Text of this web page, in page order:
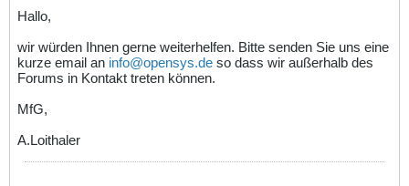
Hallo,
wir würden Ihnen gerne weiterhelfen. Bitte senden Sie uns eine
kurze email an info@opensys.de so dass wir außerhalb des
Forums in Kontakt treten können.
MfG,
A.Loithaler